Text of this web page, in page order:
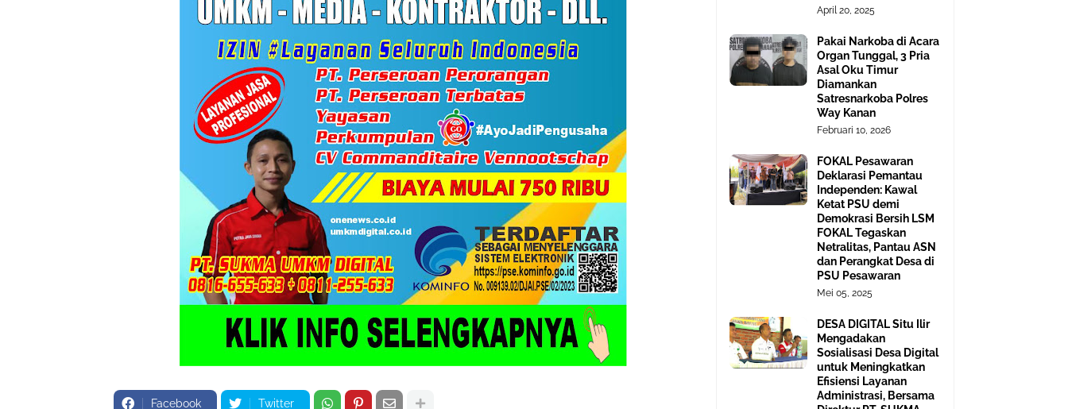
Facebook Twitter
April 20, 2025
Pakai Narkoba di Acara
Organ Tunggal, 3 Pria
Asal Oku Timur
Diamankan
Satresnarkoba Polres
Way Kanan
Februari 10, 2026
FOKAL Pesawaran
Deklarasi Pemantau
Independen: Kawal
Ketat PSU demi
Demokrasi Bersih LSM
FOKAL Tegaskan
Netralitas, Pantau ASN
dan Perangkat Desa di
PSU Pesawaran
Mei 05, 2025
DESA DIGITAL Situ Ilir
Mengadakan
Sosialisasi Desa Digital
untuk Meningkatkan
Efisiensi Layanan
Administrasi, Bersama